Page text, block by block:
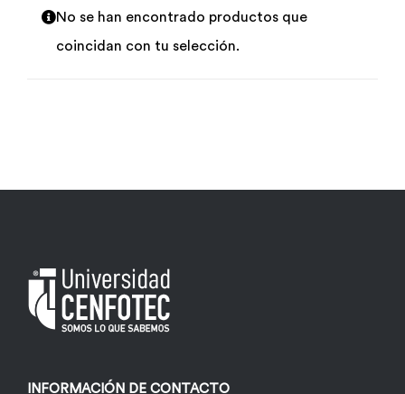
No se han encontrado productos que
coincidan con tu selección.
INFORMACIÓN DE CONTACTO